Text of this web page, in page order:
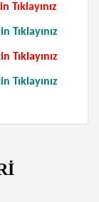
Tıklayınız
Tıklayınız
Tıklayınız
Tıklayınız